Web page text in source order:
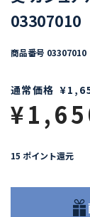
03307010
商品番号 03307010
通常価格 ¥
¥
15 ポイント還元